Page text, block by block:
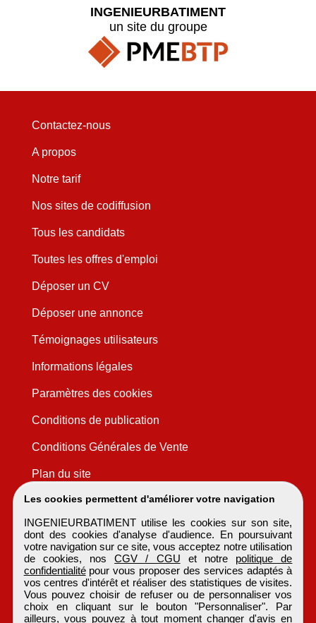
Les cookies permettent d'améliorer votre navigation
INGENIEURBATIMENT utilise les cookies sur son site,
dont des cookies d'analyse d'audience. En poursuivant
votre navigation sur ce site, vous acceptez notre utilisation
de cookies, nosCGV / CGU et notre politique de
confidentialitépour vous proposer des services adaptés à
vos centres d'intérêt et réaliser des statistiques de visites.
Vous pouvez choisir de refuser ou de personnaliser vos
choix en cliquant sur le bouton "Personnaliser". Par
ailleurs, vous pouvez à tout moment changer d'avis en
INGENIEURBATIMENT
un site du groupe
Contactez-nous
A propos
Notre tarif
Nos sites de codiffusion
Tous les candidats
Toutes les offres d'emploi
Déposer un CV
Déposer une annonce
Témoignages utilisateurs
Informations légales
Paramètres des cookies
Conditions de publication
Conditions Générales de Vente
Plan du site